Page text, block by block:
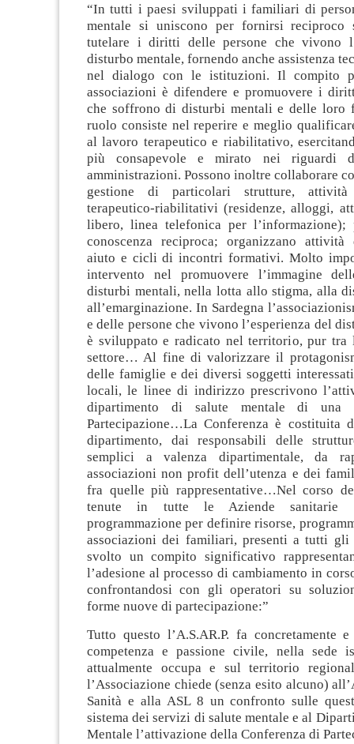
“In tutti i paesi sviluppati i familiari di
mentale si uniscono per fornirsi reciproco
tutelare i diritti delle persone che vivono
disturbo mentale, fornendo anche assistenza
nel dialogo con le istituzioni. Il compito
associazioni è difendere e promuovere i
che soffrono di disturbi mentali e delle loro
ruolo consiste nel reperire e meglio
al lavoro terapeutico e riabilitativo,
più consapevole e mirato nei riguardi
amministrazioni. Possono inoltre collaborare
gestione di particolari strutture,
terapeutico-riabilitativi (residenze, alloggi,
libero, linea telefonica per l’informazione);
conoscenza reciproca; organizzano attività
aiuto e cicli di incontri formativi. Molto
intervento nel promuovere l’immagine
disturbi mentali, nella lotta allo stigma, alla
all’emarginazione. In Sardegna
e delle persone che vivono l’esperienza del
è sviluppato e radicato nel territorio, pur
settore… Al fine di valorizzare il
delle famiglie e dei diversi soggetti
locali, le linee di indirizzo prescrivono
dipartimento di salute mentale di una
Partecipazione…La Conferenza è costituita
dipartimento, dai responsabili delle
semplici a valenza dipartimentale, da
associazioni non profit dell’utenza e dei
fra quelle più rappresentative…Nel corso
tenute in tutte le Aziende sanitarie
programmazione per definire risorse,
associazioni dei familiari, presenti a tutti gli
svolto un compito significativo
l’adesione al processo di cambiamento in
confrontandosi con gli operatori su
forme nuove di partecipazione:”
Tutto questo l’A.S.AR.P. fa concretamente
competenza e passione civile, nella sede
attualmente occupa e sul territorio
l’Associazione chiede (senza esito alcuno)
Sanità e alla ASL 8 un confronto sulle
sistema dei servizi di salute mentale e al
Mentale l’attivazione della Conferenza di